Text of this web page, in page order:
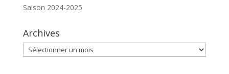
Saison 2024-2025
Archives
Archives